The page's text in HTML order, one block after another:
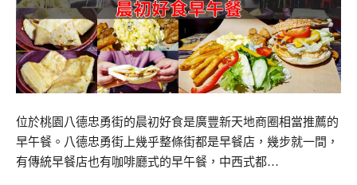
位於桃園八德忠勇街的晨初好食是廣豐新天地商圈相當推薦的
早午餐。八德忠勇街上幾乎整條街都是早餐店，幾步就一間，
有傳統早餐店也有咖啡廳式的早午餐，中西式都…